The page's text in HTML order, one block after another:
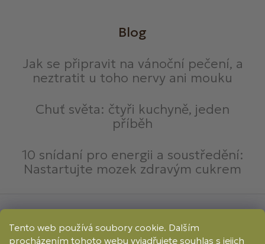
Tento web používá soubory cookie. Dalším
procházením tohoto webu vyjadřujete souhlas s jejich
Blog
Jak se připravit na vánoční pečení, a
neztratit u toho nervy ani mouku
Chuť světa: čtyři kuchyně, jeden
příběh
10 snídaní pro energii a soustředění:
Nastartujte mozek zdravým cukrem
Online Převod Dobírka